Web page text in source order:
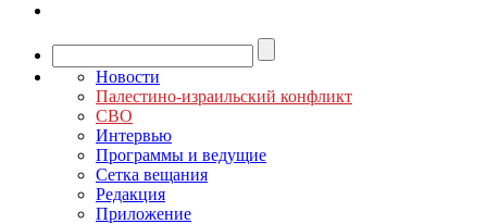
Новости
Палестино-израильский конфликт
СВО
Интервью
Программы и ведущие
Сетка вещания
Редакция
Приложение